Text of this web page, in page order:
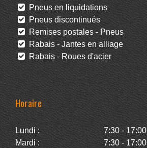
Pneus en liquidations
Pneus discontinués
Remises postales - Pneus
Rabais - Jantes en alliage
Rabais - Roues d'acier
Horaire
Lundi :
7:30 - 17:00
Mardi :
7:30 - 17:00